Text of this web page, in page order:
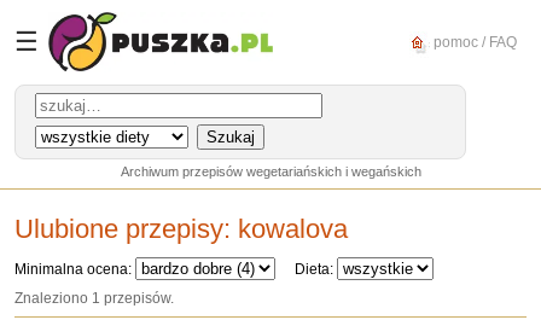
☰ pomoc / FAQ
Archiwum przepisów wegetariańskich i wegańskich
Ulubione przepisy: kowalova
Minimalna ocena:
Dieta:
Znaleziono 1 przepisów.